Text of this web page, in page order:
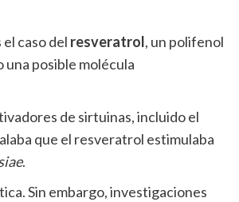
caso del resveratrol, un polifenol
posible molécula
de sirtuinas, incluido el
que el resveratrol estimulaba
.
Sin embargo, investigaciones